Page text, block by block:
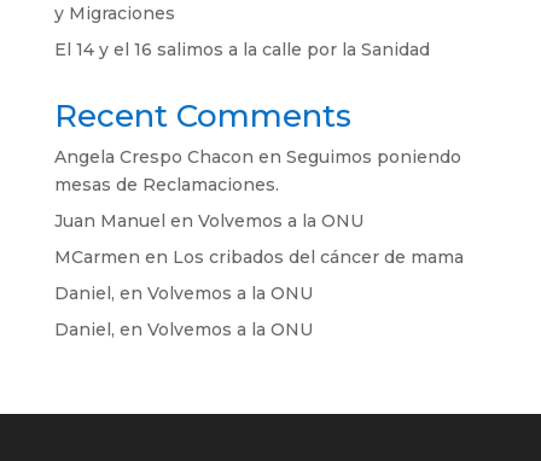
y Migraciones
El 14 y el 16 salimos a la calle por la Sanidad
Recent Comments
Angela Crespo Chacon en Seguimos poniendo
mesas de Reclamaciones.
Juan Manuel en Volvemos a la ONU
MCarmen en Los cribados del cáncer de mama
Daniel, en Volvemos a la ONU
Daniel, en Volvemos a la ONU